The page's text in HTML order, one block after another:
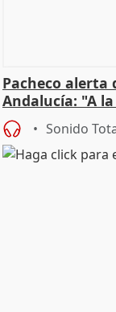
Pacheco alerta
Andalucía: "A
Sonido